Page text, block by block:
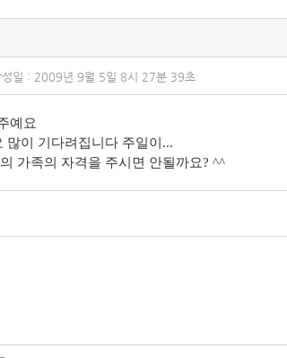
성일 : 2009년 9월 5일 8시 27분 39초
예요
많이 기다려집니다 주일이...
가족의 자격을 주시면 안될까요? ^^